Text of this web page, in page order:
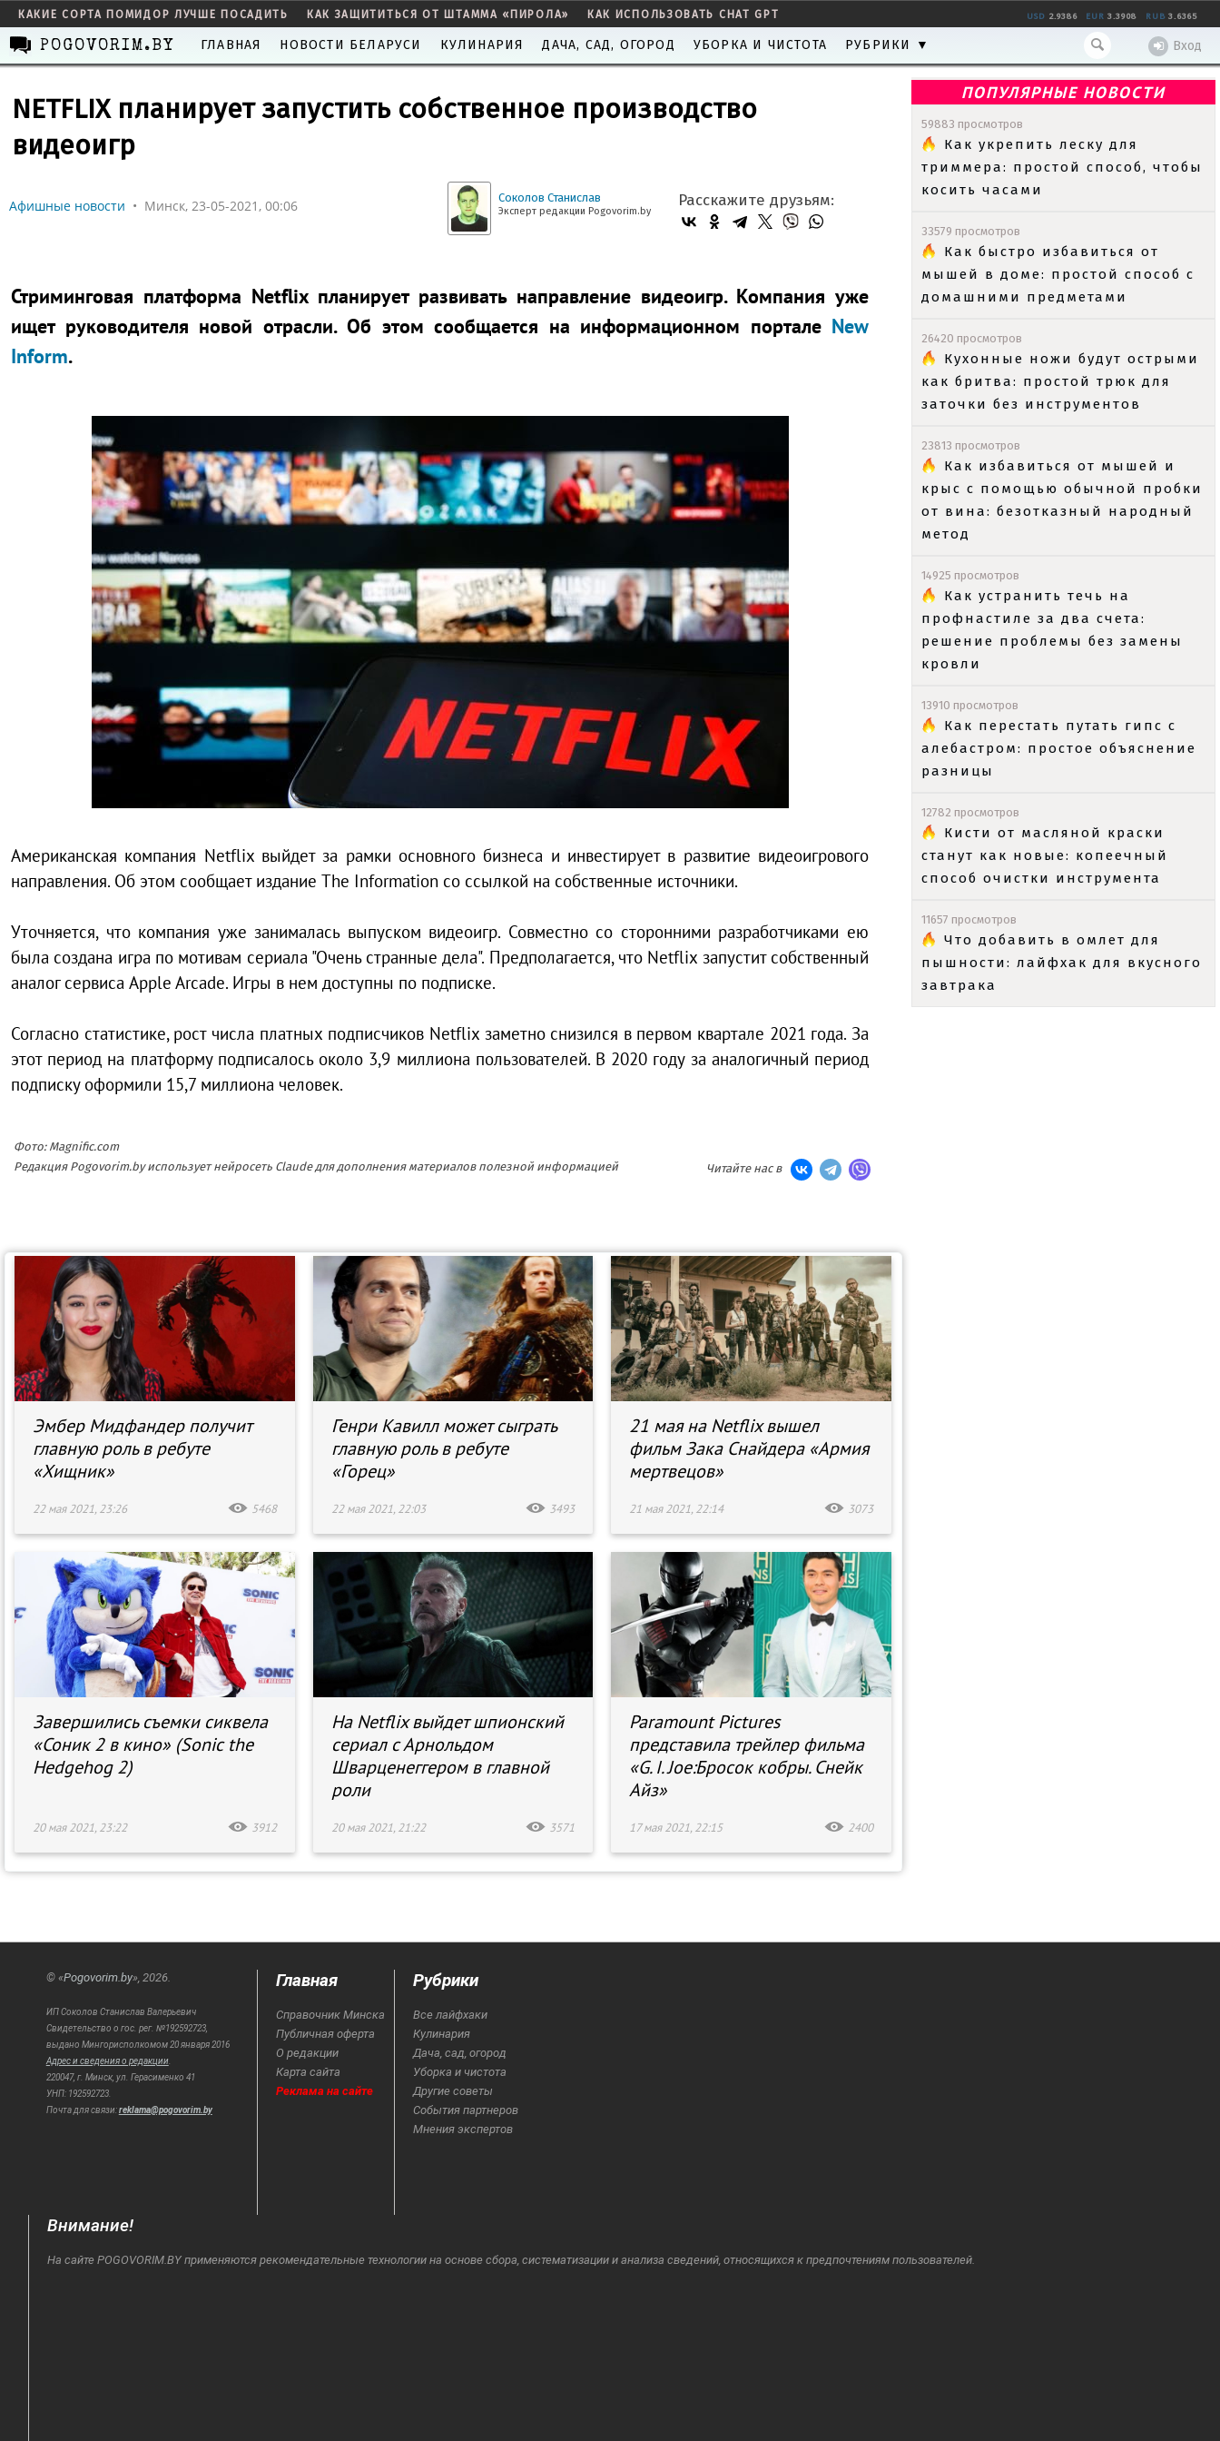
КАКИЕ СОРТА ПОМИДОР ЛУЧШЕ ПОСАДИТЬ КАК ЗАЩИТИТЬСЯ ОТ ШТАММА «ПИРОЛА» КАК ИСПОЛЬЗОВАТЬ CHAT GPT USD 2.9386 EUR 3.3908 RUB 3.6365
Вход
POGOVORIM.BY ГЛАВНАЯ НОВОСТИ БЕЛАРУСИ КУЛИНАРИЯ ДАЧА, САД, ОГОРОД УБОРКА И ЧИСТОТА РУБРИКИ ▼
ПОПУЛЯРНЫЕ НОВОСТИ
59883 просмотров
Как укрепить леску для
триммера: простой способ, чтобы
косить часами
33579 просмотров
Как быстро избавиться от
мышей в доме: простой способ с
домашними предметами
26420 просмотров
Кухонные ножи будут острыми
как бритва: простой трюк для
заточки без инструментов
23813 просмотров
Как избавиться от мышей и
крыс с помощью обычной пробки
от вина: безотказный народный
метод
14925 просмотров
Как устранить течь на
профнастиле за два счета:
решение проблемы без замены
кровли
13910 просмотров
Как перестать путать гипс с
алебастром: простое объяснение
разницы
12782 просмотров
Кисти от масляной краски
станут как новые: копеечный
способ очистки инструмента
11657 просмотров
Что добавить в омлет для
пышности: лайфхак для вкусного
завтрака
NETFLIX планирует запустить собственное производство
видеоигр
Афишные новости • Минск, 23-05-2021, 00:06 Соколов Станислав
Эксперт редакции Pogovorim.by
Расскажите друзьям:
Стриминговая платформа Netflix планирует развивать направление видеоигр. Компания уже
ищет руководителя новой отрасли. Об этом сообщается на информационном портале New
Inform.
Американская компания Netflix выйдет за рамки основного бизнеса и инвестирует в развитие видеоигрового
направления. Об этом сообщает издание The Information со ссылкой на собственные источники.
Уточняется, что компания уже занималась выпуском видеоигр. Совместно со сторонними разработчиками ею
была создана игра по мотивам сериала "Очень странные дела". Предполагается, что Netflix запустит собственный
аналог сервиса Apple Arcade. Игры в нем доступны по подписке.
Согласно статистике, рост числа платных подписчиков Netflix заметно снизился в первом квартале 2021 года. За
этот период на платформу подписалось около 3,9 миллиона пользователей. В 2020 году за аналогичный период
подписку оформили 15,7 миллиона человек.
Фото: Magnific.com
Редакция Pogovorim.by использует нейросеть Claude для дополнения материалов полезной информацией
Читайте нас в
Эмбер Мидфандер получит
главную роль в ребуте
«Хищник»
22 мая 2021, 23:26 5468
Генри Кавилл может сыграть
главную роль в ребуте
«Горец»
22 мая 2021, 22:03 3493
21 мая на Netflix вышел
фильм Зака Снайдера «Армия
мертвецов»
21 мая 2021, 22:14 3073
Завершились съемки сиквела
«Соник 2 в кино» (Sonic the
Hedgehog 2)
20 мая 2021, 23:22 3912
На Netflix выйдет шпионский
сериал с Арнольдом
Шварценеггером в главной
роли
20 мая 2021, 21:22 3571
Paramount Pictures
представила трейлер фильма
«G. I. Joe:Бросок кобры. Снейк
Айз»
17 мая 2021, 22:15 2400
© «Pogovorim.by», 2026.
ИП Соколов Станислав Валерьевич
Свидетельство о гос. рег. №192592723,
выдано Мингорисполкомом 20 января 2016
Адрес и сведения о редакции.
220047, г. Минск, ул. Герасименко 41
УНП: 192592723.
Почта для связи:reklama@pogovorim.by
Главная
Справочник Минска
Публичная оферта
О редакции
Карта сайта
Реклама на сайте
Рубрики
Все лайфхаки
Кулинария
Дача, сад, огород
Уборка и чистота
Другие советы
События партнеров
Мнения экспертов
Внимание!
На сайте POGOVORIM.BY применяются рекомендательные технологии на основе сбора, систематизации и анализа сведений, относящихся к предпочтениям пользователей.